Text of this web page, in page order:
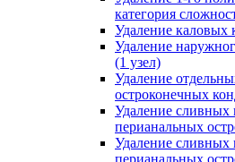
категория
Удаление каловых
Удаление
(1 узел)
Удаление
остроконечных
Удаление
перианальных
Удаление сливных
перианальных